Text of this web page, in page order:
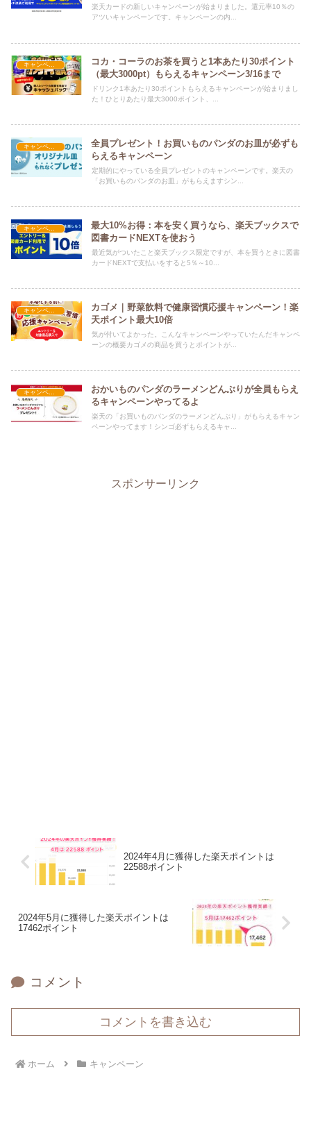
楽天カードの新しいキャンペーンが始まりました。還元率10％の
アツいキャンペーンです。キャンペーンの内...
キャンペーン
コカ・コーラのお茶を買うと1本あたり30ポイント
（最大3000pt）もらえるキャンペーン3/16まで
ドリンク1本あたり30ポイントもらえるキャンペーンが始まりまし
た！ひとりあたり最大3000ポイント、...
キャンペーン
全員プレゼント！お買いものパンダのお皿が必ずも
らえるキャンペーン
定期的にやっている全員プレゼントのキャンペーンです。楽天の
「お買いものパンダのお皿」がもらえますシン...
キャンペーン
最大10%お得：本を安く買うなら、楽天ブックスで
図書カードNEXTを使おう
最近気がついたこと楽天ブックス限定ですが、本を買うときに図書
カードNEXTで支払いをすると5％～10...
キャンペーン
カゴメ｜野菜飲料で健康習慣応援キャンペーン！楽
天ポイント最大10倍
気が付いてよかった。こんなキャンペーンやっていたんだキャンペ
ーンの概要カゴメの商品を買うとポイントが...
キャンペーン
おかいものパンダのラーメンどんぶりが全員もらえ
るキャンペーンやってるよ
楽天の「お買いものパンダのラーメンどんぶり」がもらえるキャン
ペーンやってます！シンゴ必ずもらえるキャ...
スポンサーリンク
2024年4月に獲得した楽天ポイントは
22588ポイント
2024年5月に獲得した楽天ポイントは
17462ポイント
コメント
コメントを書き込む
ホーム キャンペーン